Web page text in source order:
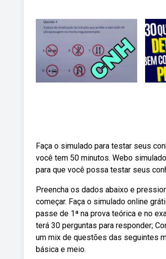
Faça o simulado para testar seus
você tem 50 minutos. Webo
para que você possa testar seus
Preencha os dados abaixo e
começar. Faça o simulado online
passe de 1ª na prova teórica e no
terá 30 perguntas para responder;
um mix de questões das seguintes
básica e meio.